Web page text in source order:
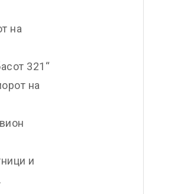
на
321“
на
и